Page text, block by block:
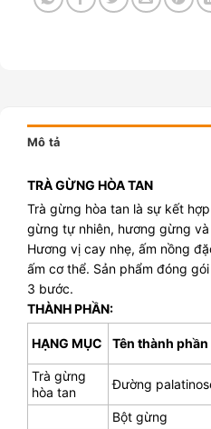
Mô tả
TRÀ GỪNG HÒA TAN
Trà gừng hòa tan là sự kết
gừng tự nhiên, hương gừng
Hương vị cay nhẹ, ấm nồng
ấm cơ thể. Sản phẩm đóng
3 bước.
THÀNH PHẦN:
HẠNG MỤC Tên thành phần
Trà gừng
hòa tan
Đường
Bột gừng